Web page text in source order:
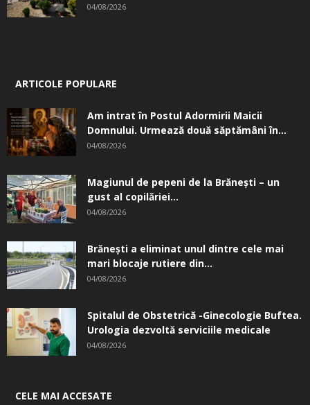
04/08/2026
ARTICOLE POPULARE
Am intrat în Postul Adormirii Maicii
Domnului. Urmează două săptămâni în...
04/08/2026
Magiunul de pepeni de la Brăneşti – un
gust al copilăriei...
04/08/2026
Brănești a eliminat unul dintre cele mai
mari blocaje rutiere din...
04/08/2026
Spitalul de Obstetrică -Ginecologie Buftea.
Urologia dezvoltă serviciile medicale
04/08/2026
CELE MAI ACCESATE